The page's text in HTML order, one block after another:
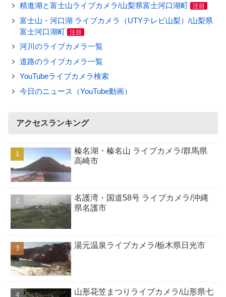
精進湖と富士山ライブカメラ/山梨県富士河口湖町 注目
富士山・河口湖 ライブカメラ（UTYテレビ山梨）/山梨県
富士河口湖町
注目
河川のライブカメラ一覧
道路のライブカメラ一覧
YouTubeライブカメラ検索
今日のニュース（YouTube動画）
アクセスランキング
榛名湖・榛名山 ライブカメラ/群馬県
高崎市
名護湾・国道58号 ライブカメラ/沖縄
県名護市
湯元温泉ライブカメラ/栃木県日光市
山形花笠まつりライブカメラ/山形県七